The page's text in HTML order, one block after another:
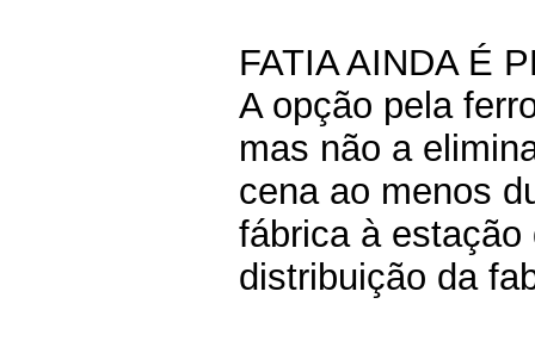
FATIA AINDA É
A opção pela
mas não a
cena ao menos
fábrica à
distribuição da